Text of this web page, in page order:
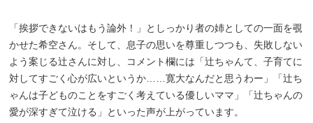
「挨拶できないはもう論外！」としっかり者の姉としての一面を覗
かせた希空さん。そして、息子の思いを尊重しつつも、失敗しない
よう案じる辻さんに対し、コメント欄には「辻ちゃんて、子育てに
対してすごく心が広いというか……寛大なんだと思うわー」「辻ち
ゃんは子どものことをすごく考えている優しいママ」「辻ちゃんの
愛が深すぎて泣ける」といった声が上がっています。